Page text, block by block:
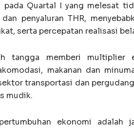
pada Quartal I yang melesat
penyaluran THR,
serta percepatan realisasi
tangga memberi multiplier
makanan dan
transportasi dan
mudik.
ekonomi adalah